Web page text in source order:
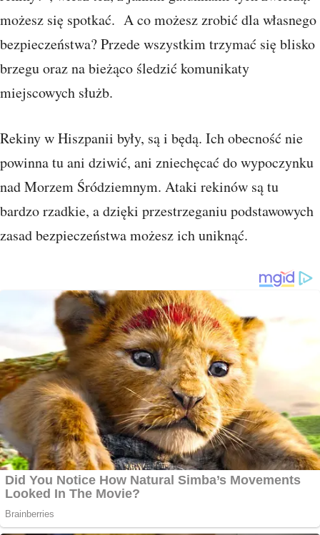
możesz się spotkać. A co możesz zrobić dla własnego
bezpieczeństwa? Przede wszystkim trzymać się blisko
brzegu oraz na bieżąco śledzić komunikaty
miejscowych służb.
Rekiny w Hiszpanii były, są i będą. Ich obecność nie
powinna tu ani dziwić, ani zniechęcać do wypoczynku
nad Morzem Śródziemnym. Ataki rekinów są tu
bardzo rzadkie, a dzięki przestrzeganiu podstawowych
zasad bezpieczeństwa możesz ich uniknąć.